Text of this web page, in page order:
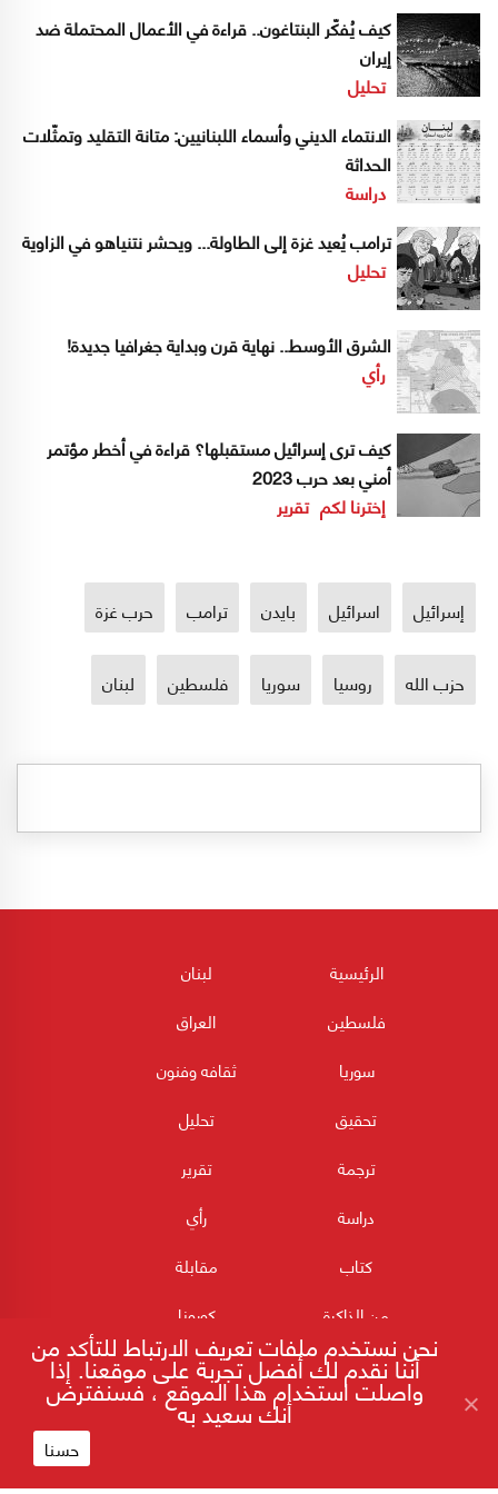
كيف يُفكّر البنتاغون.. قراءة في الأعمال المحتملة ضد
إيران
تحليل
الانتماء الديني وأسماء اللبنانيين: متانة التقليد وتمثّلات
الحداثة
دراسة
ترامب يُعيد غزة إلى الطاولة... ويحشر نتنياهو في الزاوية
تحليل
الشرق الأوسط.. نهاية قرن وبداية جغرافيا جديدة!
رأي
كيف ترى إسرائيل مستقبلها؟ قراءة في أخطر مؤتمر
أمني بعد حرب 2023
إخترنا لكم تقرير
إسرائيل اسرائيل بايدن ترامب حرب غزة
حزب الله روسيا سوريا فلسطين لبنان
الرئيسية
لبنان
فلسطين
العراق
سوريا
ثقافه وفنون
تحقيق
تحليل
ترجمة
تقرير
دراسة
رأي
كتاب
مقابلة
من الذاكرة
كورونا
نحن نستخدم ملفات تعريف الارتباط للتأكد من
أننا نقدم لك أفضل تجربة على موقعنا. إذا
واصلت استخدام هذا الموقع ، فسنفترض
أنك سعيد به
حسنا